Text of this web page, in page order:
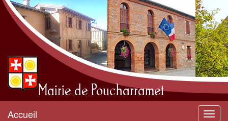
Mairie de Poucharramet
Menu
Accueil